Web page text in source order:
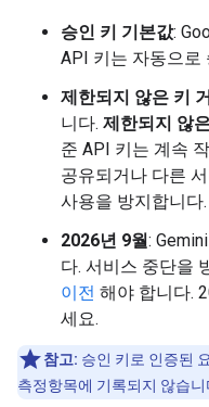
승인 키 기본값:
API 키는 자동으로
제한되지 않은 키
니다. 제한되지 않
준 API 키는 계속
공유되거나 다른
사용을 방지합니다.
2026년 9월:
다. 서비스 중단을
이전 해야 합니다.
세요.
참고: 승인 키로 인증된
측정항목에 기록되지 않습니